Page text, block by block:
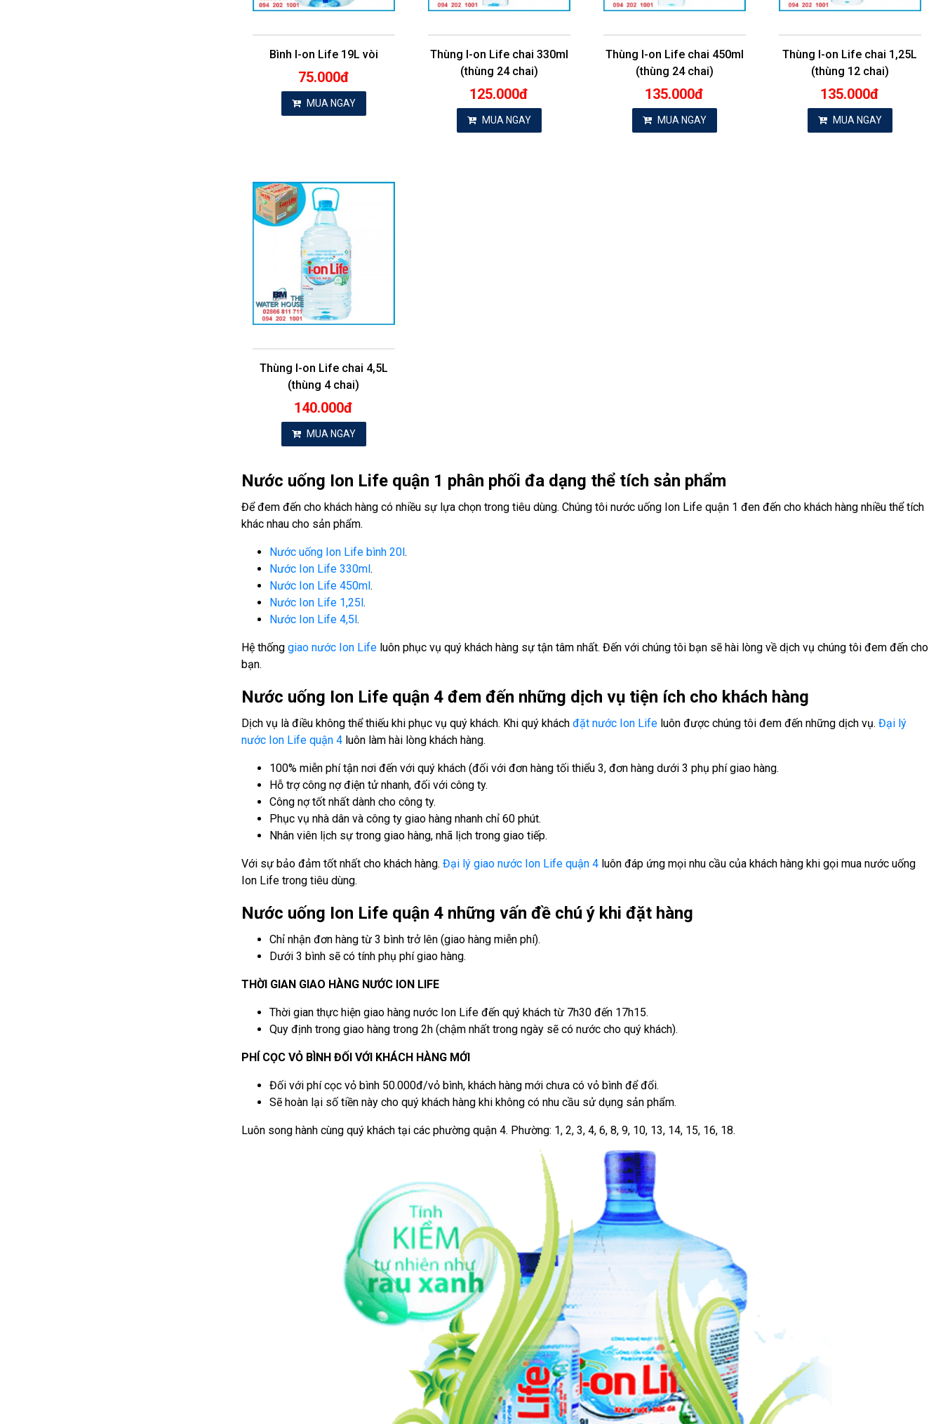
Bình I-on Life 19L vòi
75.000đ
MUA NGAY
Thùng I-on Life chai 330ml
(thùng 24 chai)
125.000đ
MUA NGAY
Thùng I-on Life chai 450ml
(thùng 24 chai)
135.000đ
MUA NGAY
Thùng I-on Life chai 1,25L
(thùng 12 chai)
135.000đ
MUA NGAY
Thùng I-on Life chai 4,5L
(thùng 4 chai)
140.000đ
MUA NGAY
Nước uống Ion Life quận 1 phân phối đa dạng thể tích sản phẩm
Để đem đến cho khách hàng có nhiều sự lựa chọn trong tiêu dùng. Chúng tôi nước uống Ion Life quận 1 đen đến cho khách hàng nhiều thể tích
khác nhau cho sản phẩm.
Nước uống Ion Life bình 20l.
Nước Ion Life 330ml.
Nước Ion Life 450ml.
Nước Ion Life 1,25l.
Nước Ion Life 4,5l.
Hệ thống giao nước Ion Lifeluôn phục vụ quý khách hàng sự tận tâm nhất. Đến với chúng tôi bạn sẽ hài lòng về dịch vụ chúng tôi đem đến cho
bạn.
Nước uống Ion Life quận 4 đem đến những dịch vụ tiện ích cho khách hàng
Dịch vụ là điều không thể thiếu khi phục vụ quý khách. Khi quý khách đặt nước Ion Lifeluôn được chúng tôi đem đến những dịch vụ. Đại lý
nước Ion Life quận 4luôn làm hài lòng khách hàng.
100% miễn phí tận nơi đến với quý khách (đối với đơn hàng tối thiểu 3, đơn hàng dưới 3 phụ phí giao hàng.
Hỗ trợ công nợ điện tử nhanh, đối với công ty.
Công nợ tốt nhất dành cho công ty.
Phục vụ nhà dân và công ty giao hàng nhanh chỉ 60 phút.
Nhân viên lịch sự trong giao hàng, nhã lịch trong giao tiếp.
Với sự bảo đảm tốt nhất cho khách hàng. Đại lý giao nước Ion Life quận 4luôn đáp ứng mọi nhu cầu của khách hàng khi gọi mua nước uống
Ion Life trong tiêu dùng.
Nước uống Ion Life quận 4 những vấn đề chú ý khi đặt hàng
Chỉ nhận đơn hàng từ 3 bình trở lên (giao hàng miễn phí).
Dưới 3 bình sẽ có tính phụ phí giao hàng.
THỜI GIAN GIAO HÀNG NƯỚC ION LIFE
Thời gian thực hiện giao hàng nước Ion Life đến quý khách từ 7h30 đến 17h15.
Quy định trong giao hàng trong 2h (chậm nhất trong ngày sẽ có nước cho quý khách).
PHÍ CỌC VỎ BÌNH ĐỐI VỚI KHÁCH HÀNG MỚI
Đối với phí cọc vỏ bình 50.000đ/vỏ bình, khách hàng mới chưa có vỏ bình để đổi.
Sẽ hoàn lại số tiền này cho quý khách hàng khi không có nhu cầu sử dụng sản phẩm.
Luôn song hành cùng quý khách tại các phường quận 4. Phường: 1, 2, 3, 4, 6, 8, 9, 10, 13, 14, 15, 16, 18.